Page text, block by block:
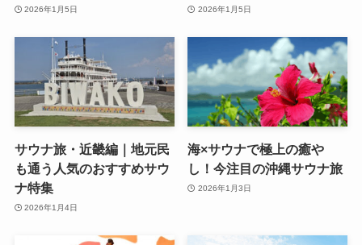
2026年1月5日 2026年1月5日
サウナ旅・近畿編｜地元民
も通う人気のおすすめサウ
ナ特集
2026年1月4日
海×サウナで極上の癒や
し！今注目の沖縄サウナ旅
2026年1月3日